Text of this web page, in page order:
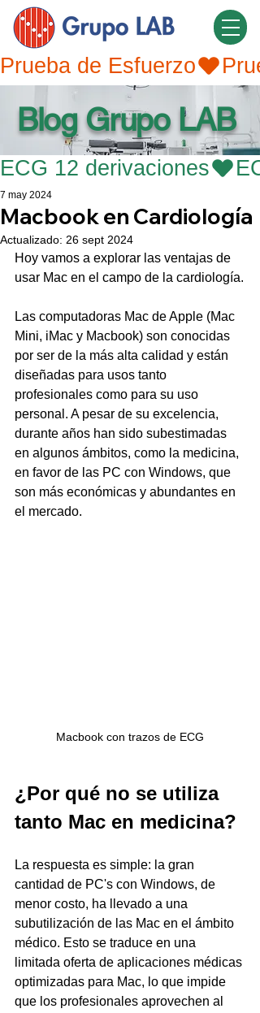
Prueba de Esfuerzo
Blog Grupo LAB
ECG 12 derivaciones
Macbook en Cardiología
7 may 2024
Actualizado: 26 sept 2024
Hoy vamos a explorar las ventajas de
usar Mac en el campo de la cardiología.
Las computadoras Mac de Apple (Mac
Mini, iMac y Macbook) son conocidas
por ser de la más alta calidad y están
diseñadas para usos tanto
profesionales como para su uso
personal. A pesar de su excelencia,
durante años han sido subestimadas
en algunos ámbitos, como la medicina,
en favor de las PC con Windows, que
son más económicas y abundantes en
el mercado.
Macbook con trazos de ECG
¿Por qué no se utiliza
tanto Mac en medicina?
La respuesta es simple: la gran
cantidad de PC's con Windows, de
menor costo, ha llevado a una
subutilización de las Mac en el ámbito
médico. Esto se traduce en una
limitada oferta de aplicaciones médicas
optimizadas para Mac, lo que impide
que los profesionales aprovechen al